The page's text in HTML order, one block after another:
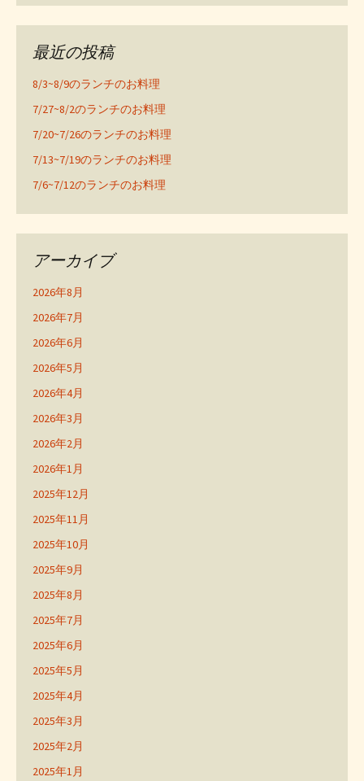
最近の投稿
8/3~8/9のランチのお料理
7/27~8/2のランチのお料理
7/20~7/26のランチのお料理
7/13~7/19のランチのお料理
7/6~7/12のランチのお料理
アーカイブ
2026年8月
2026年7月
2026年6月
2026年5月
2026年4月
2026年3月
2026年2月
2026年1月
2025年12月
2025年11月
2025年10月
2025年9月
2025年8月
2025年7月
2025年6月
2025年5月
2025年4月
2025年3月
2025年2月
2025年1月